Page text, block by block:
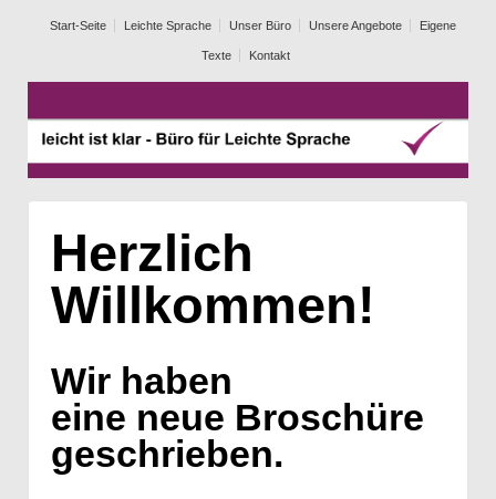
Start-Seite Leichte Sprache Unser Büro Unsere Angebote Eigene
Texte Kontakt
Herzlich
Willkommen!
Wir haben
eine neue Broschüre
geschrieben.